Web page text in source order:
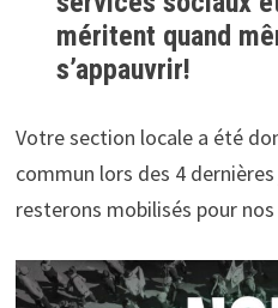
méritent quand
s’appauvrir!
Votre section locale a été
commun lors des 4
resterons mobilisés pour